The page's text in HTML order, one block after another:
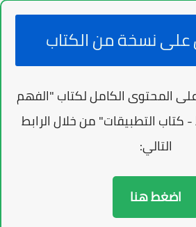
على نسخة من الكتاب
على المحتوى الكامل لكتاب "الفهم
التطبيقات" من خلال الرابط
التالي:
اضغط هنا